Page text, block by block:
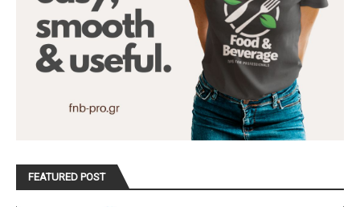
FEATURED POST